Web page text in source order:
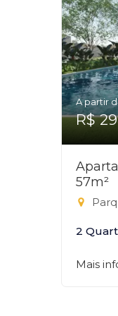
A partir
R$
57m²
2
Mais